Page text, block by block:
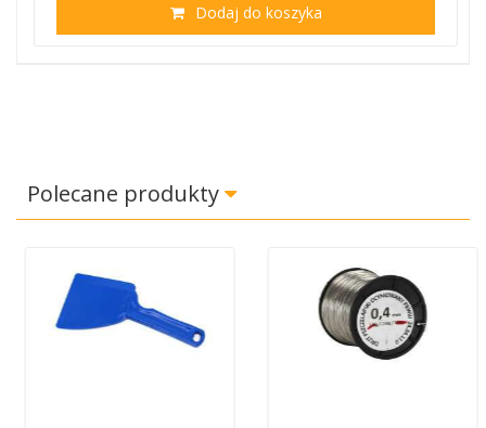
Dodaj do koszyka
Polecane produkty